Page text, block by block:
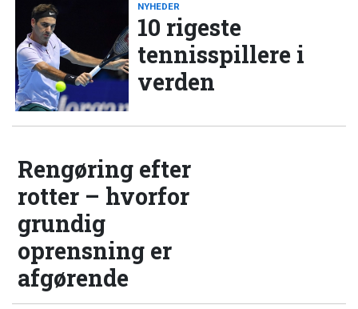
NYHEDER
10 rigeste
tennisspillere i
verden
Rengøring efter
rotter – hvorfor
grundig
oprensning er
afgørende